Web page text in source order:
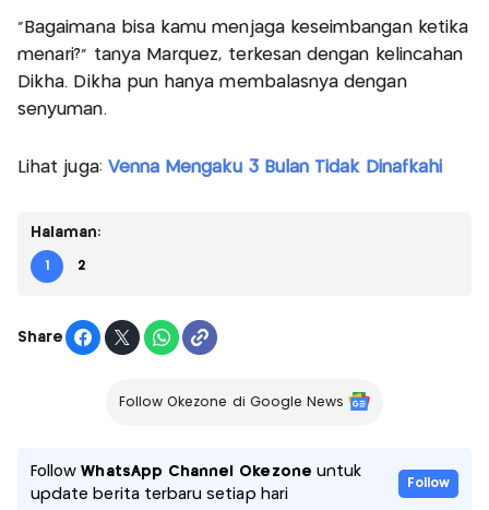
"Bagaimana bisa kamu menjaga keseimbangan ketika
menari?" tanya Marquez, terkesan dengan kelincahan
Dikha. Dikha pun hanya membalasnya dengan
senyuman.
Lihat juga: Venna Mengaku 3 Bulan Tidak Dinafkahi
Halaman:
1 2
Share
Follow Okezone di Google News
FollowWhatsApp Channel Okezone untuk
update berita terbaru setiap hari
Follow